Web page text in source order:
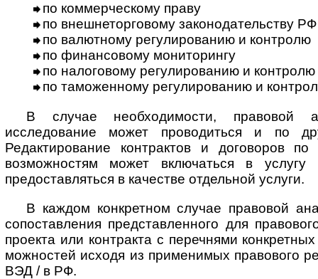
по коммерческому праву
по внешнеторговому законодательству РФ
по валютному регулированию и контролю
по финансовому мониторингу
по налоговому регулированию и контролю
по таможенному регулированию и
В случае необходимости, правовой
исследование может проводиться и по
Редактирование контрактов и договоров
возможностям может включаться в услугу
предоставляться в качестве отдельной услуги.
В каждом конкретном случае правовой
сопоставления представленного для
проекта или контракта с перечнями
мож­нос­тей исходя из применимых правового
ВЭД / в РФ.